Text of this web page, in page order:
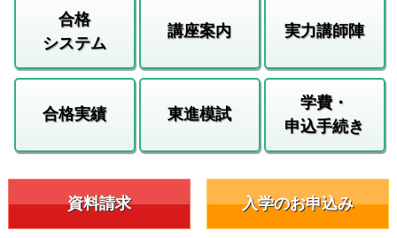
合格
システム
講座案内 実力講師陣
合格実績 東進模試
学費・
申込手続き
資料請求 入学のお申込み